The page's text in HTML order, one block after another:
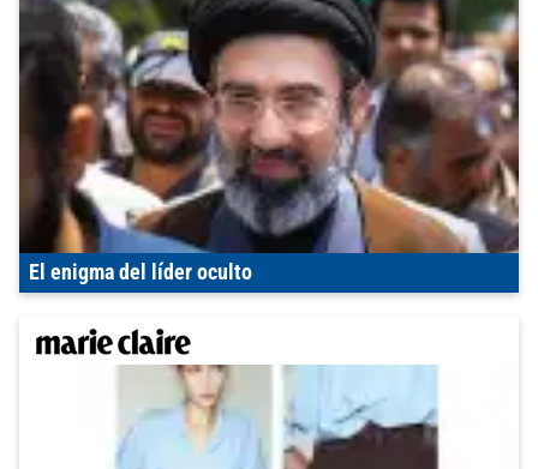
El enigma del líder oculto